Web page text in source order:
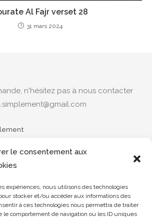
le consentement aux
expériences, nous utilisons des technologies
stocker et/ou accéder aux informations des
à ces technologies nous permettra de traiter
le comportement de navigation ou les ID uniques
Al Fajr verset 28
31 mars 2024
n'hésitez pas à nous contacter
Coran Simplement